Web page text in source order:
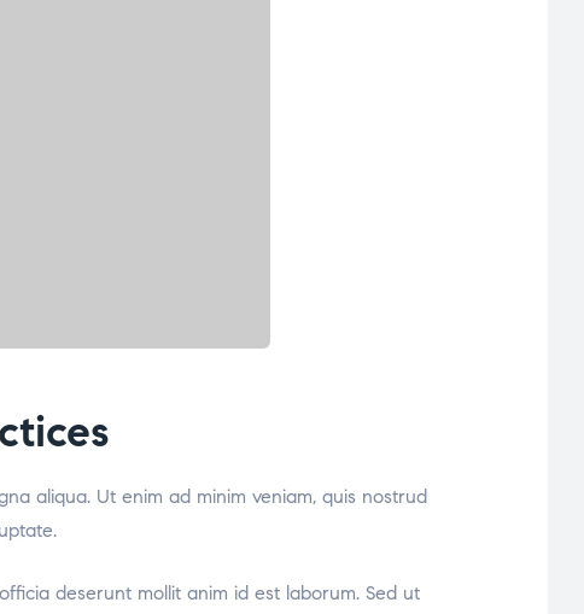
aliqua. Ut enim ad minim veniam, quis nostrud
deserunt mollit anim id est laborum. Sed ut